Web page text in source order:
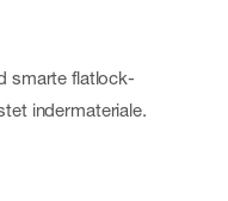
smarte flatlock-
indermateriale.